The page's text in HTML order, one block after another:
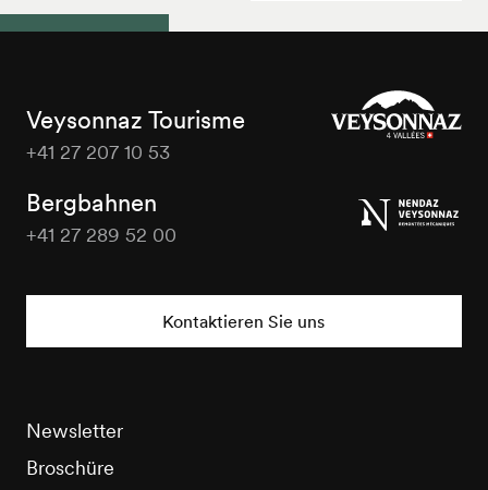
Veysonnaz Tourisme
+41 27 207 10 53
Bergbahnen
+41 27 289 52 00
Kontaktieren Sie uns
Newsletter
Broschüre